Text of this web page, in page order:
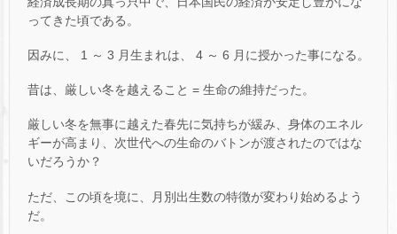
ってきた頃である。
因みに、 1 ～ 3 月生まれは、 4 ～ 6 月に授かった事になる。
昔は、厳しい冬を越えること = 生命の維持だった。
厳しい冬を無事に越えた春先に気持ちが緩み、身体のエネル
ギーが高まり、次世代への生命のバトンが渡されたのではな
いだろうか？
ただ、この頃を境に、月別出生数の特徴が変わり始めるよう
だ。